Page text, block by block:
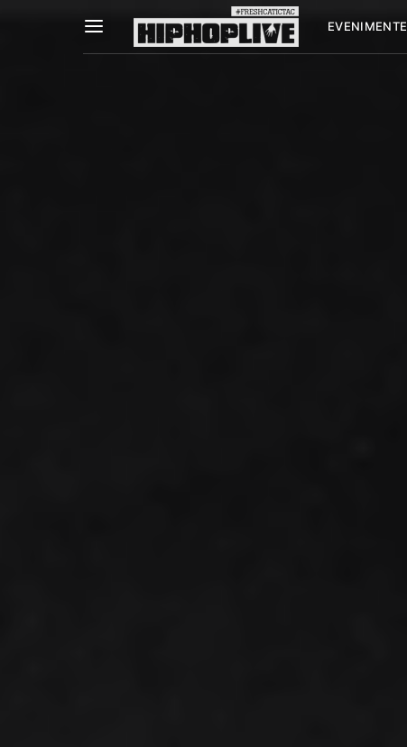
EVENIMENTE